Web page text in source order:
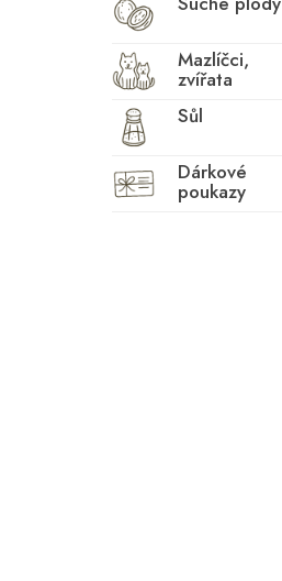
Mazlíčci,
zvířata
Sůl
Dárkové
poukazy